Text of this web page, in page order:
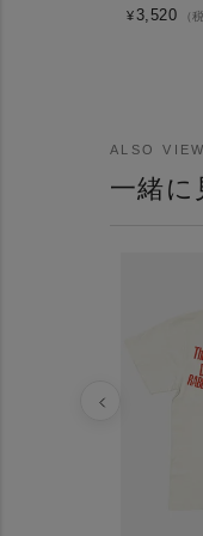
¥ 3,520 （
ALSO
一緒に